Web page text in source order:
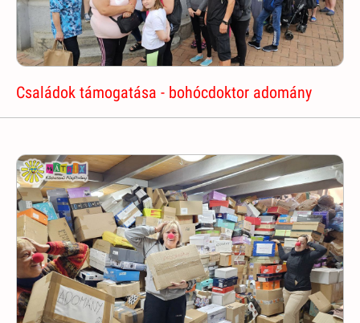
Családok támogatása - bohócdoktor adomány